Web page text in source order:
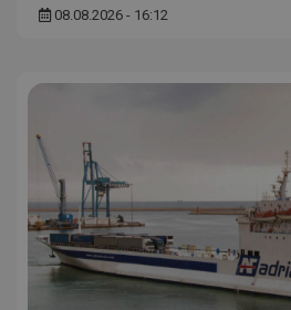
08.08.2026 - 16:12